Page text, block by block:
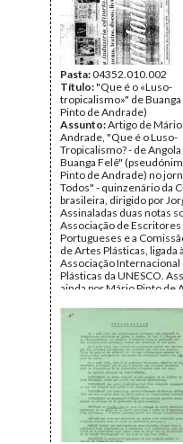
Pasta:04352.010.002
Título:"Que é o «Luso-
tropicalismo»" de
Pinto de Andrade)
Assunto:Artigo de
Andrade, "Que é o Luso-
Tropicalismo? - de
Buanga Felê"
Pinto de Andrade) no
Todos" - quinzenário da
brasileira, dirigido por
Assinaladas duas notas
Associação de Escritores
Portugueses e a
de Artes Plásticas, ligada
Associação
Plásticas da UNESCO.
ainda por Mário Pinto de
Georges Sadoul, em
jornal, sobre "Si tous les
monde", de Christian
sobre a solidariedade
Data:Quarta, 23 de Maio
Fundo:Arquivo Mário
Andrade
Tipo Documental:
Página(s):5